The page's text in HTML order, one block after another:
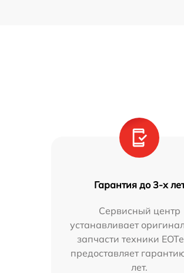
Гарантия до 3-х
Сервисный центр
устанавливает
запчасти техники
предоставляет
лет.